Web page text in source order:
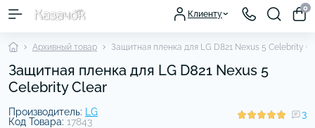
Клиенту
0
Архивный товар Защитная пленка для LG D821 Nexus 5 Celebrity
Защитная пленка для LG D821 Nexus 5
Celebrity Clear
Производитель:
LG
Код Товара: 17843
3